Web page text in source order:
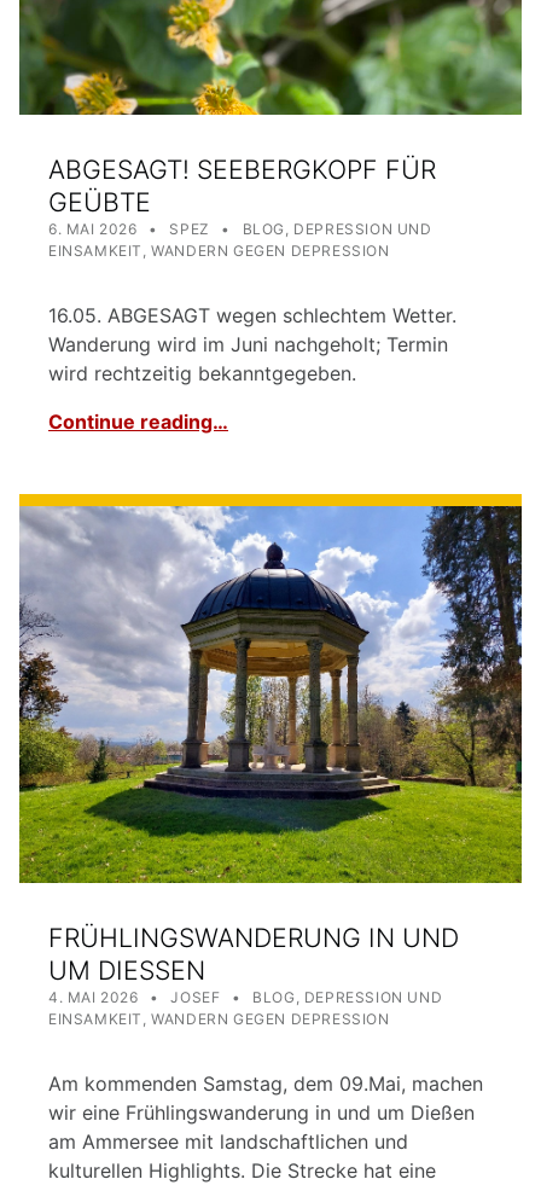
ABGESAGT! SEEBERGKOPF FÜR
GEÜBTE
POSTED ON:
6. MAI 2026
WRITTEN BY:
SPEZ CATEGORIZED IN:
BLOG , DEPRESSION UND
EINSAMKEIT ,WANDERN GEGEN DEPRESSION
16.05. ABGESAGT wegen schlechtem Wetter.
Wanderung wird im Juni nachgeholt; Termin
wird rechtzeitig bekanntgegeben.
Continue reading…
FRÜHLINGSWANDERUNG IN UND
UM DIESSEN
POSTED ON:
4. MAI 2026
WRITTEN BY:
JOSEF CATEGORIZED IN:
BLOG , DEPRESSION UND
EINSAMKEIT ,WANDERN GEGEN DEPRESSION
Am kommenden Samstag, dem 09.Mai, machen
wir eine Frühlingswanderung in und um Dießen
am Ammersee mit landschaftlichen und
kulturellen Highlights. Die Strecke hat eine